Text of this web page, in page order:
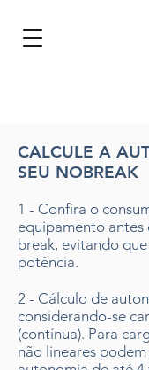
CALCULE A
SEU NOBREAK
1 - Confira o
equipamento
break, evitando
potência.
2 - Cálculo de
considerando-se
(contínua). Para
não lineares